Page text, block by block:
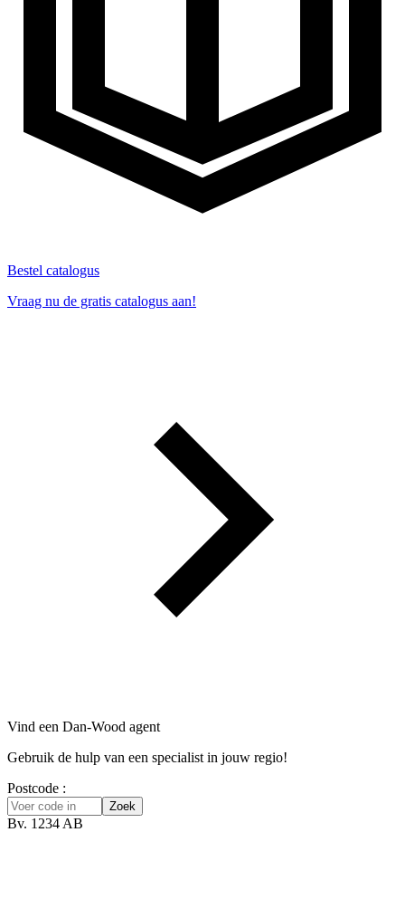
Bestel catalogus
Vraag nu de gratis catalogus aan!
Vind een Dan-Wood agent
Gebruik de hulp van een specialist in jouw regio!
Postcode :
Zoek
Bv. 1234 AB